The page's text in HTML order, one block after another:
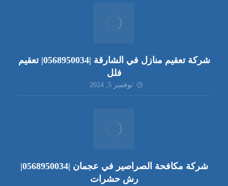
شركة تعقيم منازل في الشارقة |0568950034| تعقيم
فلل
نوفمبر 5, 2024
شركة مكافحة الصراصير في عجمان |0568950034|
رش حشرات